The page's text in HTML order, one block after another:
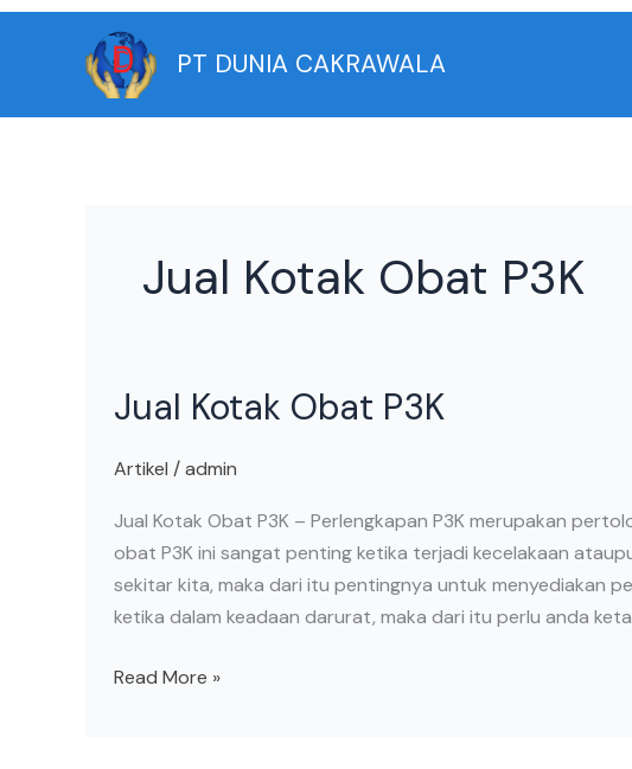
Skip
PT DUNIA CAKRAWALA
Jual Kotak Obat P3K
Jual Kotak Obat P3K
Artikel /admin
Jual Kotak Obat P3K – Perlengkapan P3K merupakan
obat P3K ini sangat penting ketika terjadi kecelakaan
sekitar kita, maka dari itu pentingnya untuk menyediakan
ketika dalam keadaan darurat, maka dari itu perlu anda
Kotak
P3K
Read More »